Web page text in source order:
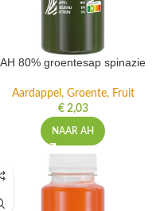
AH 80% groentesap spinazie
Aardappel, Groente, Fruit
€2,03
NAAR AH